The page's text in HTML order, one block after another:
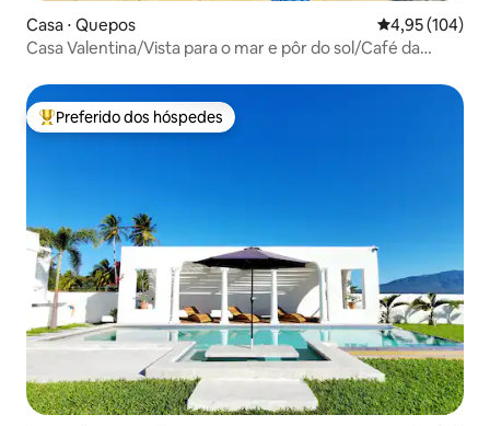
Casa ⋅ Quepos 4,95 de uma
4,95 (104)
Casa Valentina/Vista para o mar e pôr do sol/Café da
Entre os melhores preferidos dos hóspedes
Preferido dos hóspedes